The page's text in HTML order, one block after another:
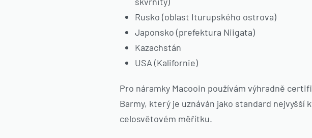
Rusko (oblast Iturupského ostrova)
Japonsko (prefektura Niigata)
Kazachstán
USA (Kalifornie)
Pro náramky Macooin používám výhradně
Barmy, který je uznáván jako standard nejvyšší
celosvětovém měřítku.